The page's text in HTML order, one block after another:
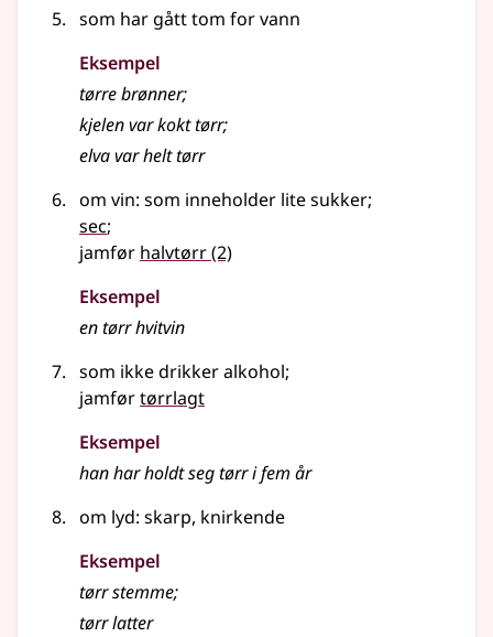
som har gått tom for vann
Eksempel
tørre brønner;
kjelen var kokt tørr;
elva var helt tørr
om vin: som inneholder lite sukker;
sec;
jamfør halvtørr(2)
Eksempel
en tørr hvitvin
som ikke drikker alkohol;
jamførtørrlagt
Eksempel
han har holdt seg tørr i fem år
om lyd: skarp, knirkende
Eksempel
tørr stemme;
tørr latter